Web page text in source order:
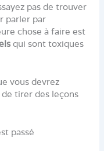
pas de trouver
parler par
chose à faire est
qui sont toxiques
vous devrez
tirer des leçons
passé